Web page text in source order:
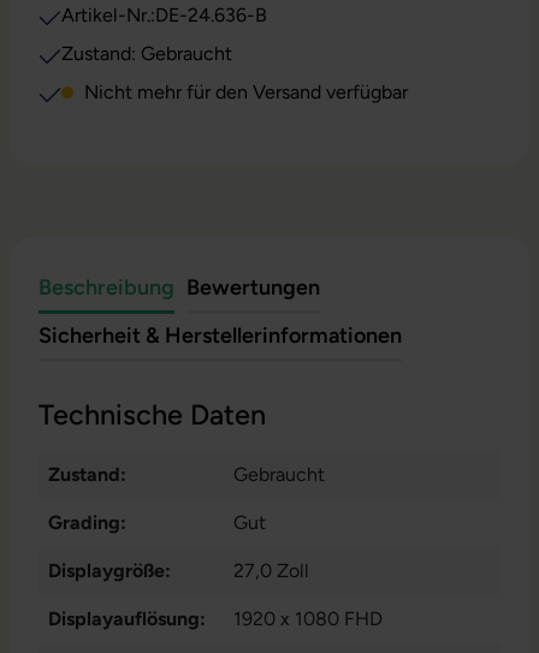
Artikel-Nr.:DE-24.636-B
Zustand: Gebraucht
Nicht mehr für den Versand verfügbar
Beschreibung Bewertungen
Sicherheit & Herstellerinformationen
Technische Daten
Zustand: Gebraucht
Grading: Gut
Displaygröße: 27,0 Zoll
Displayauflösung: 1920 x 1080 FHD